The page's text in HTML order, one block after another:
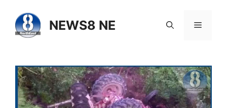
NEWS8 NE